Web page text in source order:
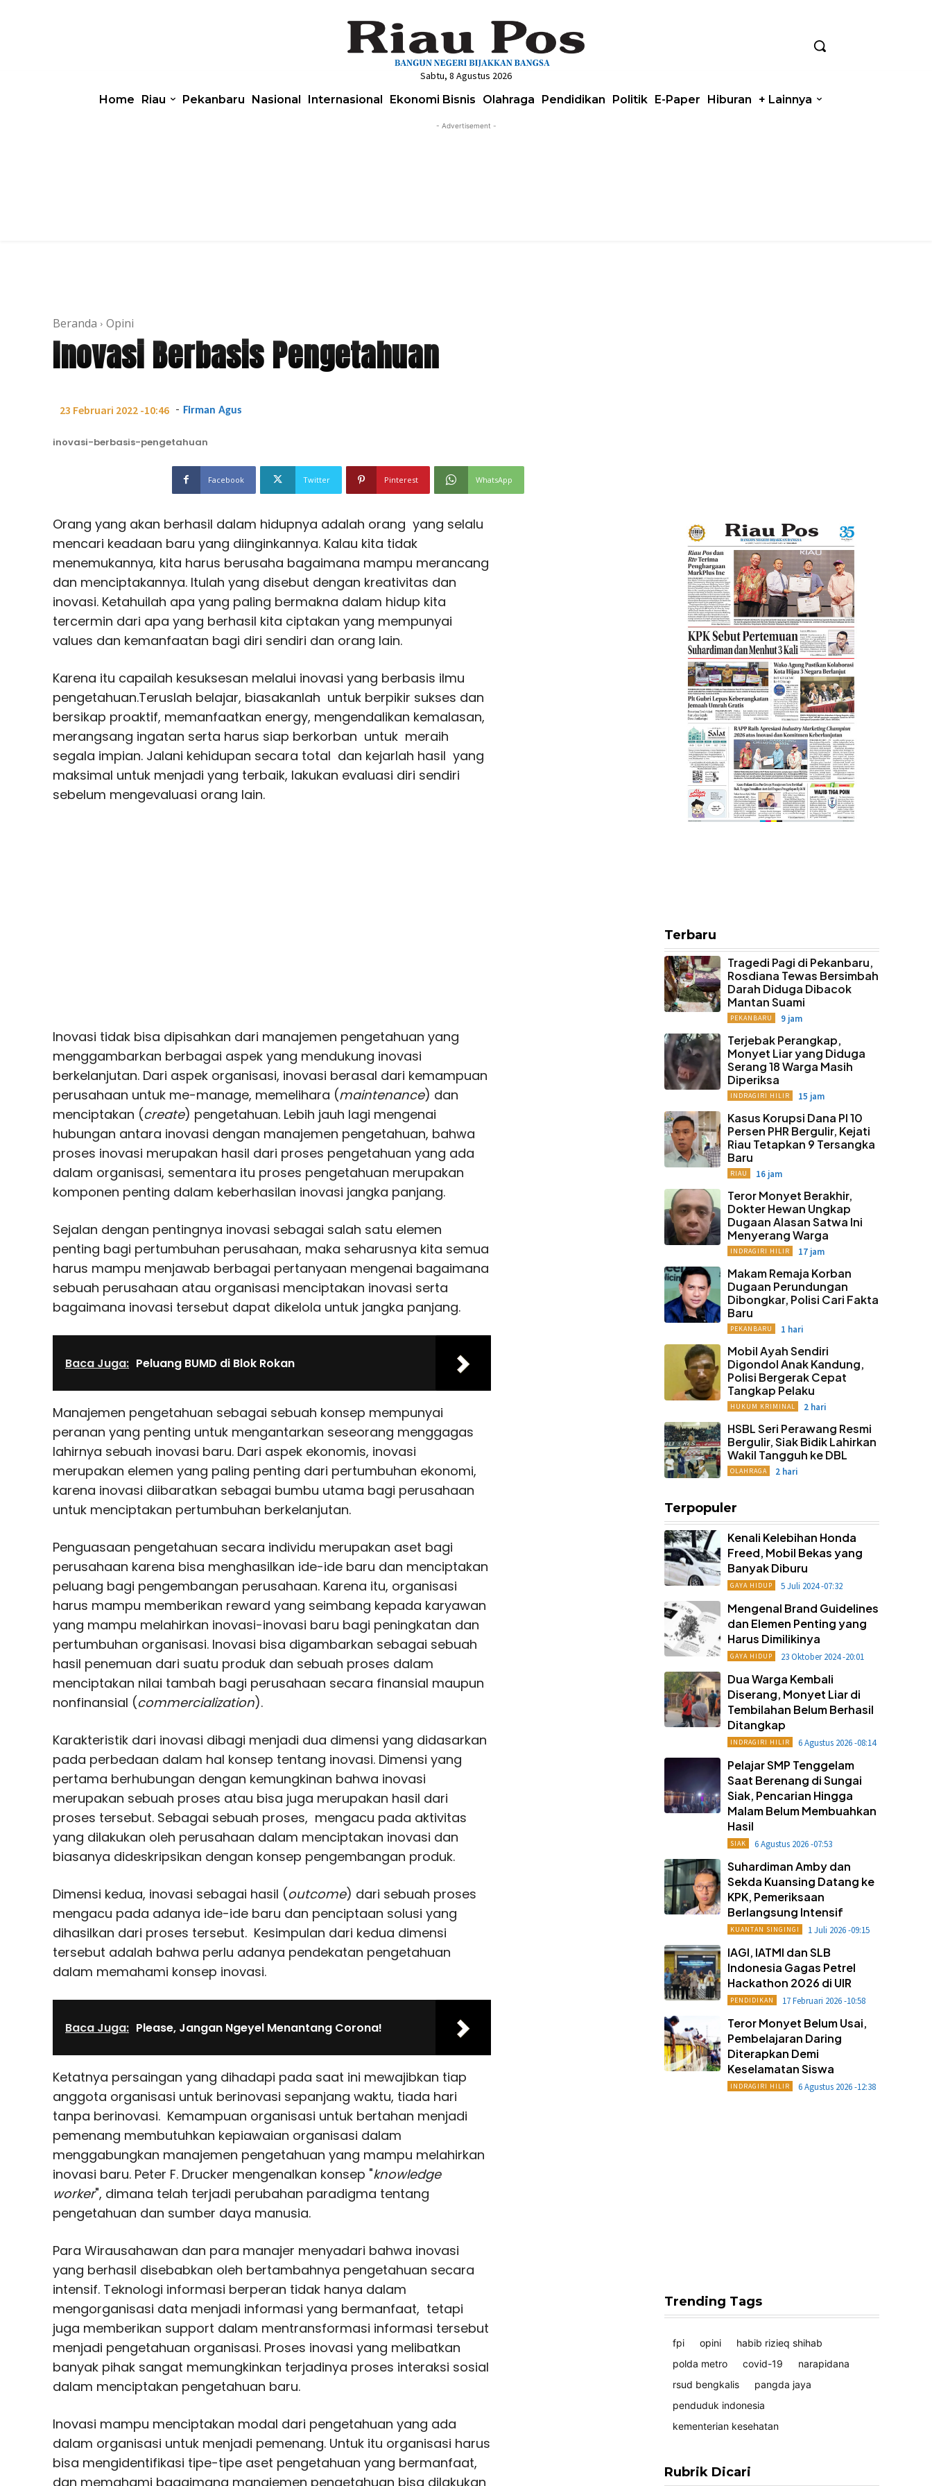
Sabtu, 8 Agustus 2026
Home Riau Pekanbaru Nasional Internasional Ekonomi Bisnis Olahraga Pendidikan Politik E-Paper Hiburan + Lainnya
- Advertisement -
Beranda Opini
Inovasi Berbasis Pengetahuan
23 Februari 2022 -10:46 - Firman Agus
inovasi-berbasis-pengetahuan
Facebook Twitter Pinterest WhatsApp
Orang yang akan berhasil dalam hidupnya adalah orang yang selalu
mencari keadaan baru yang diinginkannya. Kalau kita tidak
menemukannya, kita harus berusaha bagaimana mampu merancang
dan menciptakannya. Itulah yang disebut dengan kreativitas dan
inovasi. Ketahuilah apa yang paling bermakna dalam hidup kita
tercermin dari apa yang berhasil kita ciptakan yang mempunyai
values dan kemanfaatan bagi diri sendiri dan orang lain.
Karena itu capailah kesuksesan melalui inovasi yang berbasis ilmu
pengetahuan.Teruslah belajar, biasakanlah untuk berpikir sukses dan
bersikap proaktif, memanfaatkan energy, mengendalikan kemalasan,
merangsang ingatan serta harus siap berkorban untuk meraih
segala impian. Jalani kehidupan secara total dan kejarlah hasil yang
maksimal untuk menjadi yang terbaik, lakukan evaluasi diri sendiri
sebelum mengevaluasi orang lain.
Inovasi tidak bisa dipisahkan dari manajemen pengetahuan yang
menggambarkan berbagai aspek yang mendukung inovasi
berkelanjutan. Dari aspek organisasi, inovasi berasal dari kemampuan
perusahaan untuk me-manage, memelihara (maintenance) dan
menciptakan (create) pengetahuan. Lebih jauh lagi mengenai
hubungan antara inovasi dengan manajemen pengetahuan, bahwa
proses inovasi merupakan hasil dari proses pengetahuan yang ada
dalam organisasi, sementara itu proses pengetahuan merupakan
komponen penting dalam keberhasilan inovasi jangka panjang.
Sejalan dengan pentingnya inovasi sebagai salah satu elemen
penting bagi pertumbuhan perusahaan, maka seharusnya kita semua
harus mampu menjawab berbagai pertanyaan mengenai bagaimana
sebuah perusahaan atau organisasi menciptakan inovasi serta
bagaimana inovasi tersebut dapat dikelola untuk jangka panjang.
Baca Juga: Peluang BUMD di Blok Rokan
Manajemen pengetahuan sebagai sebuah konsep mempunyai
peranan yang penting untuk mengantarkan seseorang menggagas
lahirnya sebuah inovasi baru. Dari aspek ekonomis, inovasi
merupakan elemen yang paling penting dari pertumbuhan ekonomi,
karena inovasi diibaratkan sebagai bumbu utama bagi perusahaan
untuk menciptakan pertumbuhan berkelanjutan.
Penguasaan pengetahuan secara individu merupakan aset bagi
perusahaan karena bisa menghasilkan ide-ide baru dan menciptakan
peluang bagi pengembangan perusahaan. Karena itu, organisasi
harus mampu memberikan reward yang seimbang kepada karyawan
yang mampu melahirkan inovasi-inovasi baru bagi peningkatan dan
pertumbuhan organisasi. Inovasi bisa digambarkan sebagai sebuah
hasil penemuan dari suatu produk dan sebuah proses dalam
menciptakan nilai tambah bagi perusahaan secara finansial maupun
nonfinansial (commercialization).
Karakteristik dari inovasi dibagi menjadi dua dimensi yang didasarkan
pada perbedaan dalam hal konsep tentang inovasi. Dimensi yang
pertama berhubungan dengan kemungkinan bahwa inovasi
merupakan sebuah proses atau bisa juga merupakan hasil dari
proses tersebut. Sebagai sebuah proses, mengacu pada aktivitas
yang dilakukan oleh perusahaan dalam menciptakan inovasi dan
biasanya dideskripsikan dengan konsep pengembangan produk.
Dimensi kedua, inovasi sebagai hasil (outcome) dari sebuah proses
mengacu pada adanya ide-ide baru dan penciptaan solusi yang
dihasilkan dari proses tersebut. Kesimpulan dari kedua dimensi
tersebut adalah bahwa perlu adanya pendekatan pengetahuan
dalam memahami konsep inovasi.
Baca Juga: Please, Jangan Ngeyel Menantang Corona!
Ketatnya persaingan yang dihadapi pada saat ini mewajibkan tiap
anggota organisasi untuk berinovasi sepanjang waktu, tiada hari
tanpa berinovasi. Kemampuan organisasi untuk bertahan menjadi
pemenang membutuhkan kepiawaian organisasi dalam
menggabungkan manajemen pengetahuan yang mampu melahirkan
inovasi baru. Peter F. Drucker mengenalkan konsep "knowledge
worker", dimana telah terjadi perubahan paradigma tentang
pengetahuan dan sumber daya manusia.
Para Wirausahawan dan para manajer menyadari bahwa inovasi
yang berhasil disebabkan oleh bertambahnya pengetahuan secara
intensif. Teknologi informasi berperan tidak hanya dalam
mengorganisasi data menjadi informasi yang bermanfaat, tetapi
juga memberikan support dalam mentransformasi informasi tersebut
menjadi pengetahuan organisasi. Proses inovasi yang melibatkan
banyak pihak sangat memungkinkan terjadinya proses interaksi sosial
dalam menciptakan pengetahuan baru.
Inovasi mampu menciptakan modal dari pengetahuan yang ada
dalam organisasi untuk menjadi pemenang. Untuk itu organisasi harus
bisa mengidentifikasi tipe-tipe aset pengetahuan yang bermanfaat,
dan memahami bagaimana manajemen pengetahuan bisa dilakukan
Terbaru
Tragedi Pagi di Pekanbaru,
Rosdiana Tewas Bersimbah
Darah Diduga Dibacok
Mantan Suami
PEKANBARU 9 jam
Terjebak Perangkap,
Monyet Liar yang Diduga
Serang 18 Warga Masih
Diperiksa
INDRAGIRI HILIR 15 jam
Kasus Korupsi Dana PI 10
Persen PHR Bergulir, Kejati
Riau Tetapkan 9 Tersangka
Baru
RIAU 16 jam
Teror Monyet Berakhir,
Dokter Hewan Ungkap
Dugaan Alasan Satwa Ini
Menyerang Warga
INDRAGIRI HILIR 17 jam
Makam Remaja Korban
Dugaan Perundungan
Dibongkar, Polisi Cari Fakta
Baru
PEKANBARU 1 hari
Mobil Ayah Sendiri
Digondol Anak Kandung,
Polisi Bergerak Cepat
Tangkap Pelaku
HUKUM KRIMINAL 2 hari
HSBL Seri Perawang Resmi
Bergulir, Siak Bidik Lahirkan
Wakil Tangguh ke DBL
OLAHRAGA 2 hari
Terpopuler
Kenali Kelebihan Honda
Freed, Mobil Bekas yang
Banyak Diburu
GAYA HIDUP 5 Juli 2024 -07:32
Mengenal Brand Guidelines
dan Elemen Penting yang
Harus Dimilikinya
GAYA HIDUP 23 Oktober 2024 -20:01
Dua Warga Kembali
Diserang, Monyet Liar di
Tembilahan Belum Berhasil
Ditangkap
INDRAGIRI HILIR 6 Agustus 2026 -08:14
Pelajar SMP Tenggelam
Saat Berenang di Sungai
Siak, Pencarian Hingga
Malam Belum Membuahkan
Hasil
SIAK 6 Agustus 2026 -07:53
Suhardiman Amby dan
Sekda Kuansing Datang ke
KPK, Pemeriksaan
Berlangsung Intensif
KUANTAN SINGINGI 1 Juli 2026 -09:15
IAGI, IATMI dan SLB
Indonesia Gagas Petrel
Hackathon 2026 di UIR
PENDIDIKAN 17 Februari 2026 -10:58
Teror Monyet Belum Usai,
Pembelajaran Daring
Diterapkan Demi
Keselamatan Siswa
INDRAGIRI HILIR 6 Agustus 2026 -12:38
Trending Tags
fpi opini
habib rizieq shihab
polda metro
covid-19
narapidana
rsud bengkalis
pangda jaya
penduduk indonesia
kementerian kesehatan
Rubrik Dicari